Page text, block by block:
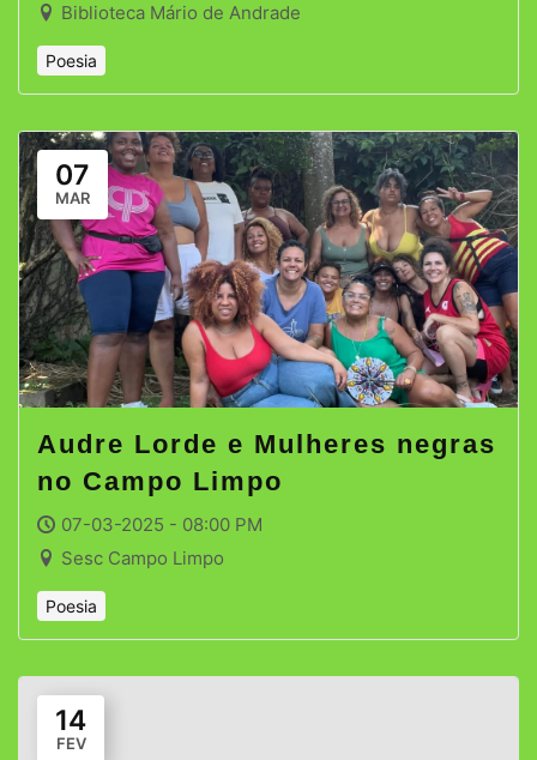
Biblioteca Mário de Andrade
Poesia
07
MAR
Audre Lorde e Mulheres negras
no Campo Limpo
07-03-2025 - 08:00 PM
Sesc Campo Limpo
Poesia
14
FEV